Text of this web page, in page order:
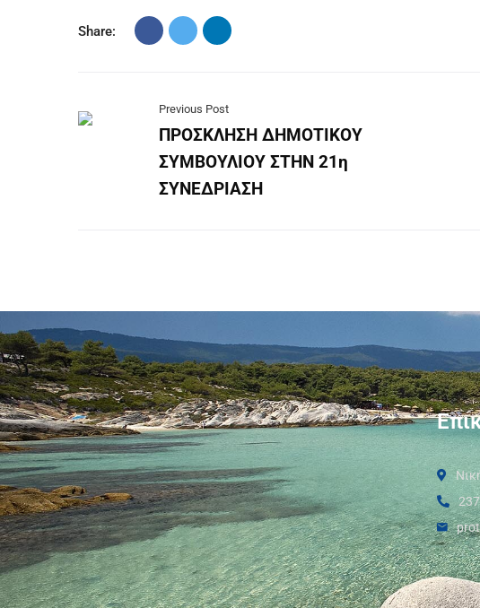
Share:
Previous Post
ΠΡΟΣΚΛΗΣΗ ΔΗΜΟΤΙΚΟΥ
ΣΥΜΒΟΥΛΙΟΥ ΣΤΗΝ 21η
ΣΥΝΕΔΡΙΑΣΗ